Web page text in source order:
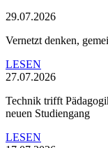
29.07.2026
Vernetzt denken,
LESEN
27.07.2026
Technik trifft
neuen Studiengang
LESEN